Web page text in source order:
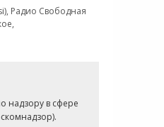
Радио Свободная
надзору в сфере